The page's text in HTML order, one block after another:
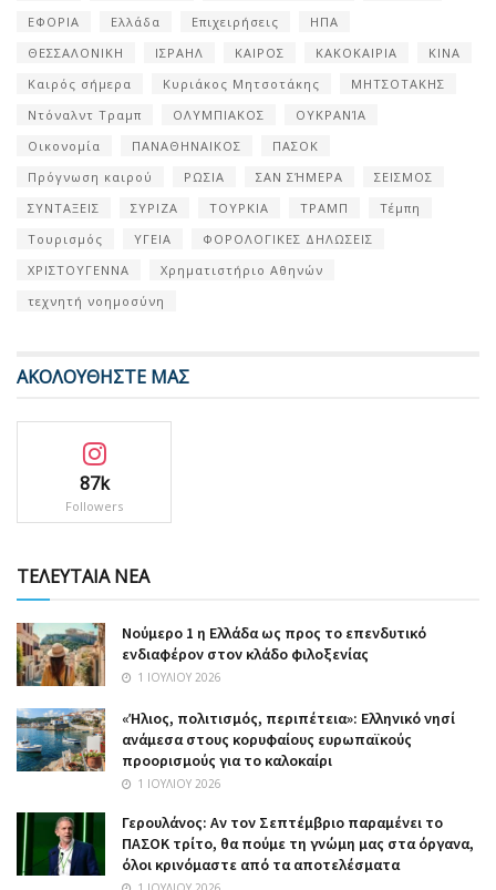
ΕΦΟΡΙΑ
Ελλάδα Επιχειρήσεις
ΗΠΑ
ΘΕΣΣΑΛΟΝΙΚΗ
ΙΣΡΑΗΛ ΚΑΙΡΟΣ ΚΑΚΟΚΑΙΡΙΑ
ΚΙΝΑ
Καιρός σήμερα
Κυριάκος Μητσοτάκης
ΜΗΤΣΟΤΑΚΗΣ
Ντόναλντ Τραμπ
ΟΛΥΜΠΙΑΚΟΣ
ΟΥΚΡΑΝΊΑ
Οικονομία
ΠΑΝΑΘΗΝΑΙΚΟΣ
ΠΑΣΟΚ
Πρόγνωση καιρού
ΡΩΣΙΑ ΣΑΝ ΣΉΜΕΡΑ
ΣΕΙΣΜΟΣ
ΣΥΝΤΑΞΕΙΣ
ΣΥΡΙΖΑ ΤΟΥΡΚΙΑ ΤΡΑΜΠ
Τέμπη
Τουρισμός
ΥΓΕΙΑ
ΦΟΡΟΛΟΓΙΚΕΣ ΔΗΛΩΣΕΙΣ
ΧΡΙΣΤΟΥΓΕΝΝΑ
Χρηματιστήριο Αθηνών
τεχνητή νοημοσύνη
ΑΚΟΛΟΥΘΗΣΤΕ ΜΑΣ
87k
Followers
ΤΕΛΕΥΤΑΙΑ ΝΕΑ
Nούμερο 1 η Ελλάδα ως προς το επενδυτικό
ενδιαφέρον στον κλάδο φιλοξενίας
1 ΙΟΥΛΊΟΥ 2026
«Ήλιος, πολιτισμός, περιπέτεια»: Ελληνικό νησί
ανάμεσα στους κορυφαίους ευρωπαϊκούς
προορισμούς για το καλοκαίρι
1 ΙΟΥΛΊΟΥ 2026
Γερουλάνος: Αν τον Σεπτέμβριο παραμένει το
ΠΑΣΟΚ τρίτο, θα πούμε τη γνώμη μας στα όργανα,
όλοι κρινόμαστε από τα αποτελέσματα